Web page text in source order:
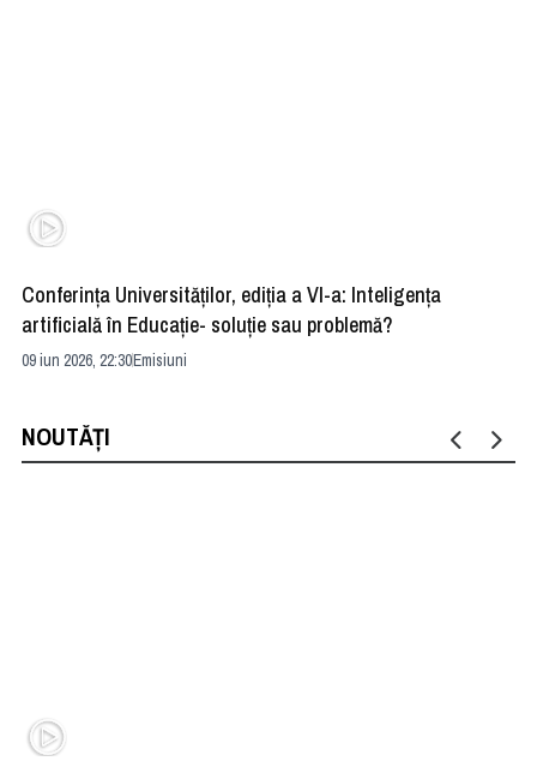
Conferința Universităților, ediția a VI-a: Inteligența
artificială în Educație- soluție sau problemă?
09 iun 2026, 22:30Emisiuni
NOUTĂȚI